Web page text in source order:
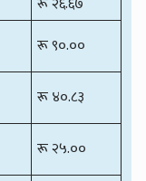
रू ९०.००
रू ४०.८३
रू २५.००